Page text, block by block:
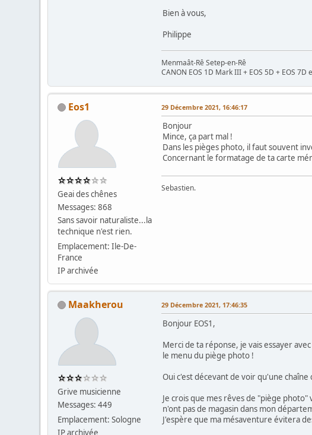
Bien à vous,
Philippe
Menmaât-Rê Setep-en-Rê
CANON EOS 1D Mark III + EOS 5D + EOS
Eos1
Geai des chênes
Messages: 868
Sans savoir naturaliste...la
technique n'est rien.
Emplacement: Ile-De-
France
IP archivée
29 Décembre 2021, 16:46:17
Bonjour
Mince, ça part mal !
Dans les pièges photo, il faut souvent
Concernant le formatage de ta carte
Sebastien.
Maakherou
Grive musicienne
Messages: 449
Emplacement: Sologne
IP archivée
29 Décembre 2021, 17:46:35
Bonjour EOS1,
Merci de ta réponse, je vais essayer
le menu du piège photo !
Oui c'est décevant de voir qu'une
Je crois que mes rêves de "piège
n'ont pas de magasin dans mon
J'espère que ma mésaventure évitera